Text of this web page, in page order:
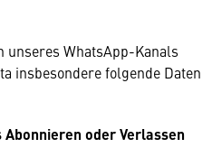
unseres WhatsApp-Kanals
insbesondere folgende Daten
oder Verlassen